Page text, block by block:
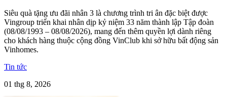
Siêu quà tặng ưu đãi nhân 3 là chương trình tri ân đặc biệt được
Vingroup triển khai nhân dịp kỷ niệm 33 năm thành lập Tập đoàn
(08/08/1993 – 08/08/2026), mang đến thêm quyền lợi dành riêng
cho khách hàng thuộc cộng đồng VinClub khi sở hữu bất động sản
Vinhomes.
Tin tức
01 thg 8, 2026